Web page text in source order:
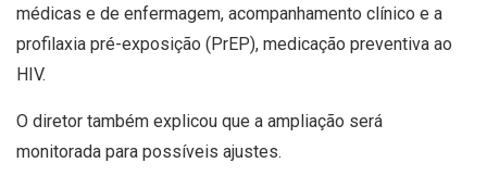
médicas e de enfermagem, acompanhamento clínico e a
profilaxia pré-exposição (PrEP), medicação preventiva ao
HIV.
O diretor também explicou que a ampliação será
monitorada para possíveis ajustes.